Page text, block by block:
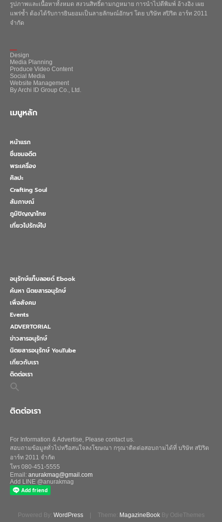
รูปภาพและเนื้อหาทั้งหมด สงวนสิทธิ์ตามกฎหมาย การนำไปตีพิมพ์ อ้างอิง เผย
แพร่ซ้ำ ต้องได้รับการยินยอมเป็นลายลักษณ์อักษร โดย บริษัท สปิริต อาร์ท 2011
จำกัด
Design
Media Planning
Produce Video Content
Social Media
Website Management
By Archi ID Group Co., Ltd.
เมนูหลัก
หน้าแรก
ชื่นชมอดีต
พระเครื่อง
ศิลปะ
Crafting Soul
สัมภาษณ์
ภูมิปัญญาไทย
เที่ยวไปรักษ์ไป
อนุรักษ์แท็บลอยด์ Ebook
ค้นหา นิตยสารอนุรักษ์
เพื่อสังคม
Events
ADVERTORIAL
ข่าวสารอนุรักษ์
นิตยสารอนุรักษ์ YouTube
เกี่ยวกับเรา
ติดต่อเรา
Search
for:
ติดต่อเรา
For Information & Advertise, Please contact us.
สอบถามข้อมูลทั่วไปหรือสนใจลงโฆษณา กรุณาติดต่อสอบถามได้ที่ บริษัท สปิริต
อาร์ท 2011 จำกัด
โทร 080-451-5555
Email: anurakmag@gmail.com
Add LINE @anurakmag
Powered By: WordPress Theme: MagazineBookBy OdieThemes